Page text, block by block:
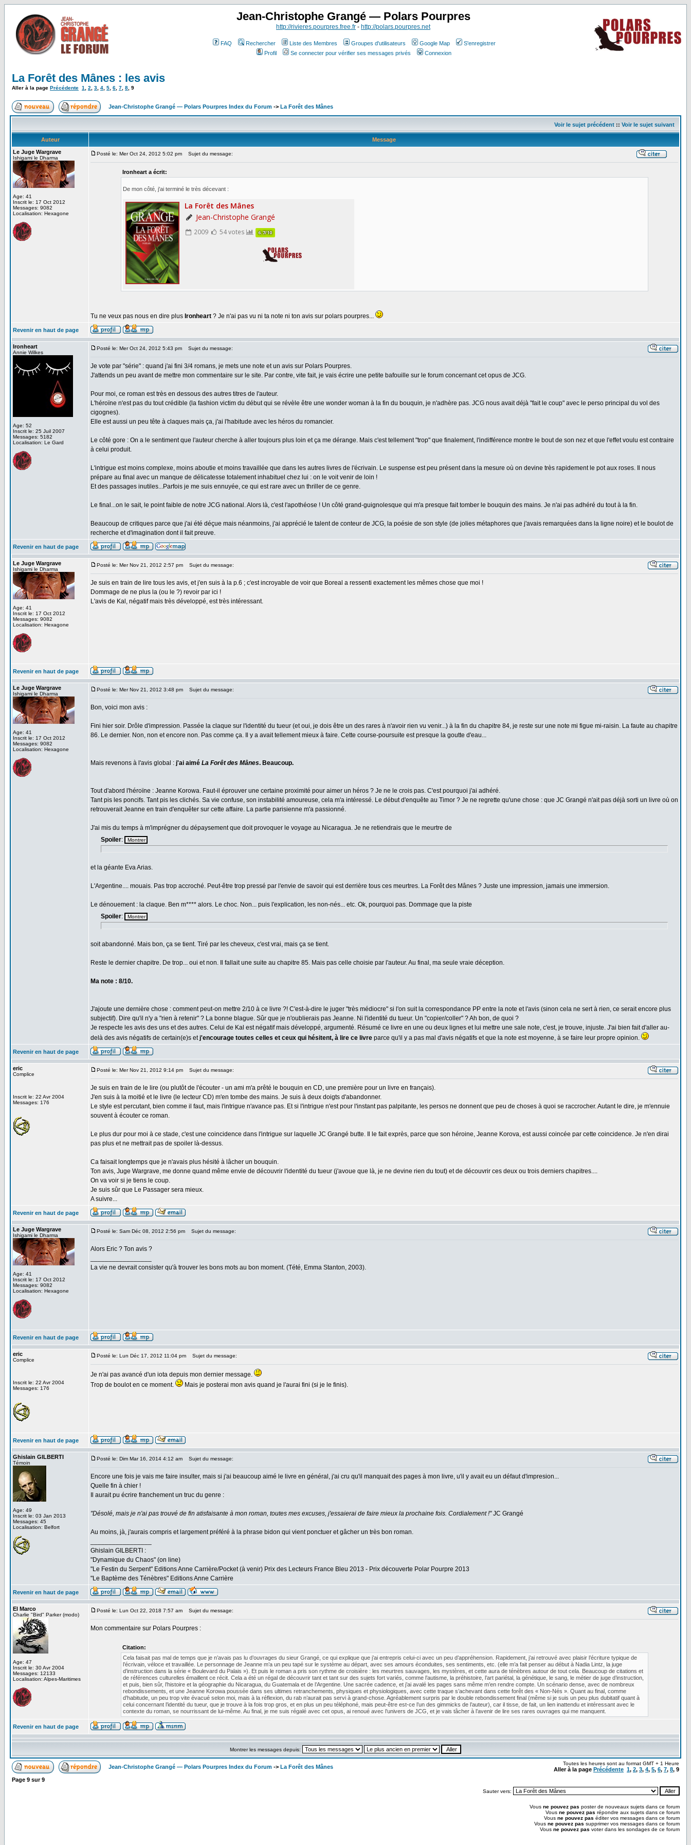
Jean-Christophe Grangé — Polars Pourpres
http://rivieres.pourpres.free.fr - http://polars.pourpres.net
FAQ Rechercher Liste des Membres Groupes d'utilisateurs Google Map
S'enregistrer
Profil
Se connecter pour vérifier ses messages privés Connexion
La Forêt des Mânes : les avis
Aller à la page Précédente 1 2 3 4 5 6 7 8 9
Jean-Christophe Grangé — Polars Pourpres Index du Forum -> La Forêt des Mânes
Voir le sujet précédent :: Voir le sujet suivant
Auteur
Message
Le Juge Wargrave
Ishigami le Dharma
Age: 41
Inscrit le: 17 Oct 2012
Messages: 9082
Localisation: Hexagone
Posté le: Mer Oct 24, 2012 5:02 pm Sujet du message:
Ironheart a écrit:
De mon côté, j'ai terminé le très décevant :
Tu ne veux pas nous en dire plus Ironheart ? Je n'ai pas vu ni ta note ni ton avis sur polars pourpres...
Revenir en haut de page
Ironheart
Annie Wilkes
Age: 52
Inscrit le: 25 Juil 2007
Messages: 5182
Localisation: Le Gard
Posté le: Mer Oct 24, 2012 5:43 pm Sujet du message:
Je vote par "série" : quand j'ai fini 3/4 romans, je mets une note et un avis sur Polars Pourpres.
J'attends un peu avant de mettre mon commentaire sur le site. Par contre, vite fait, je vais écrire une petite bafouille sur le forum concernant cet opus de JCG.
Pour moi, ce roman est très en dessous des autres titres de l'auteur.
L'héroïne n'est pas du tout crédible (la fashion victim du début qui se révèle être une wonder woman à la fin du bouquin, je n'adhère pas. JCG nous avait déjà "fait le coup" avec le perso principal du vol des
cigognes).
Elle est aussi un peu tête à claques mais ça, j'ai l'habitude avec les héros du romancier.
Le côté gore : On a le sentiment que l'auteur cherche à aller toujours plus loin et ça me dérange. Mais c'est tellement "trop" que finalement, l'indifférence montre le bout de son nez et que l'effet voulu est contraire
à celui produit.
L'intrigue est moins complexe, moins aboutie et moins travaillée que dans les autres livres de l'écrivain. Le suspense est peu présent dans la mesure où on devine très rapidement le pot aux roses. Il nous
prépare au final avec un manque de délicatesse totalement inhabituel chez lui : on le voit venir de loin !
Et des passages inutiles...Parfois je me suis ennuyée, ce qui est rare avec un thriller de ce genre.
Le final...on le sait, le point faible de notre JCG national. Alors là, c'est l'apothéose ! Un côté grand-guignolesque qui m'a presque fait tomber le bouquin des mains. Je n'ai pas adhéré du tout à la fin.
Beaucoup de critiques parce que j'ai été déçue mais néanmoins, j'ai apprécié le talent de conteur de JCG, la poésie de son style (de jolies métaphores que j'avais remarquées dans la ligne noire) et le boulot de
recherche et d'imagination dont il fait preuve.
Revenir en haut de page
Le Juge Wargrave
Ishigami le Dharma
Age: 41
Inscrit le: 17 Oct 2012
Messages: 9082
Localisation: Hexagone
Posté le: Mer Nov 21, 2012 2:57 pm Sujet du message:
Je suis en train de lire tous les avis, et j'en suis à la p.6 ; c'est incroyable de voir que Boreal a ressenti exactement les mêmes chose que moi !
Dommage de ne plus la (ou le ?) revoir par ici !
L'avis de Kal, négatif mais très développé, est très intéressant.
Revenir en haut de page
Le Juge Wargrave
Ishigami le Dharma
Age: 41
Inscrit le: 17 Oct 2012
Messages: 9082
Localisation: Hexagone
Posté le: Mer Nov 21, 2012 3:48 pm Sujet du message:
Bon, voici mon avis :
Fini hier soir. Drôle d'impression. Passée la claque sur l'identité du tueur (et oui, je dois être un des rares à n'avoir rien vu venir...) à la fin du chapitre 84, je reste sur une note mi figue mi-raisin. La faute au chapitre
86. Le dernier. Non, non et encore non. Pas comme ça. Il y a avait tellement mieux à faire. Cette course-poursuite est presque la goutte d'eau...
Mais revenons à l'avis global : j'ai aimé La Forêt des Mânes. Beaucoup.
Tout d'abord l'héroïne : Jeanne Korowa. Faut-il éprouver une certaine proximité pour aimer un héros ? Je ne le crois pas. C'est pourquoi j'ai adhéré.
Tant pis les poncifs. Tant pis les clichés. Sa vie confuse, son instabilité amoureuse, cela m'a intéressé. Le début d'enquête au Timor ? Je ne regrette qu'une chose : que JC Grangé n'ait pas déjà sorti un livre où on
retrouverait Jeanne en train d'enquêter sur cette affaire. La partie parisienne m'a passionné.
J'ai mis du temps à m'imprégner du dépaysement que doit provoquer le voyage au Nicaragua. Je ne retiendrais que le meurtre de
Spoiler:
et la géante Eva Arias.
L'Argentine.... mouais. Pas trop accroché. Peut-être trop pressé par l'envie de savoir qui est derrière tous ces meurtres. La Forêt des Mânes ? Juste une impression, jamais une immersion.
Le dénouement : la claque. Ben m**** alors. Le choc. Non... puis l'explication, les non-nés... etc. Ok, pourquoi pas. Dommage que la piste
Spoiler:
soit abandonné. Mais bon, ça se tient. Tiré par les cheveux, c'est vrai, mais ça se tient.
Reste le dernier chapitre. De trop... oui et non. Il fallait une suite au chapitre 85. Mais pas celle choisie par l'auteur. Au final, ma seule vraie déception.
Ma note : 8/10.
J'ajoute une dernière chose : comment peut-on mettre 2/10 à ce livre ?! C'est-à-dire le juger "très médiocre" si l'on suit la correspondance PP entre la note et l'avis (sinon cela ne sert à rien, ce serait encore plus
subjectif). Dire qu'il n'y a "rien à retenir" ? La bonne blague. Sûr que je n'oublierais pas Jeanne. Ni l'identité du tueur. Un "copier/coller" ? Ah bon, de quoi ?
Je respecte les avis des uns et des autres. Celui de Kal est négatif mais développé, argumenté. Résumé ce livre en une ou deux lignes et lui mettre une sale note, c'est, je trouve, injuste. J'ai bien fait d'aller au-
delà des avis négatifs de certain(e)s etj'encourage toutes celles et ceux qui hésitent, à lire ce livre parce qu'il y a pas mal d'avis négatifs et que la note est moyenne, à se faire leur propre opinion.
Revenir en haut de page
eric
Complice
Inscrit le: 22 Avr 2004
Messages: 176
Posté le: Mer Nov 21, 2012 9:14 pm Sujet du message:
Je suis en train de le lire (ou plutôt de l'écouter - un ami m'a prêté le bouquin en CD, une première pour un livre en français).
J'en suis à la moitié et le livre (le lecteur CD) m'en tombe des mains. Je suis à deux doigts d'abandonner.
Le style est percutant, bien comme il faut, mais l'intrigue n'avance pas. Et si l'intrigue n'est pour l'instant pas palpitante, les persos ne donnent que peu de choses à quoi se raccrocher. Autant le dire, je m'ennuie
souvent à écouter ce roman.
Le plus dur pour moi à ce stade, c'est une coincidence dans l'intrigue sur laquelle JC Grangé butte. Il le fait exprès, parce que son héroine, Jeanne Korova, est aussi coincée par cette coincidence. Je n'en dirai
pas plus et ne mettrait pas de spoiler là-dessus.
Ca faisait longtemps que je n'avais plus hésité à lâcher un bouquin.
Ton avis, Juge Wargrave, me donne quand même envie de découvrir l'identité du tueur (j'avoue que là, je ne devine rien du tout) et de découvrir ces deux ou trois derniers chapitres....
On va voir si je tiens le coup.
Je suis sûr que Le Passager sera mieux.
A suivre...
Revenir en haut de page
Le Juge Wargrave
Ishigami le Dharma
Age: 41
Inscrit le: 17 Oct 2012
Messages: 9082
Localisation: Hexagone
Posté le: Sam Déc 08, 2012 2:56 pm Sujet du message:
Alors Eric ? Ton avis ?
La vie ne devrait consister qu'à trouver les bons mots au bon moment. (Tété, Emma Stanton, 2003).
Revenir en haut de page
eric
Complice
Inscrit le: 22 Avr 2004
Messages: 176
Posté le: Lun Déc 17, 2012 11:04 pm Sujet du message:
Je n'ai pas avancé d'un iota depuis mon dernier message.
Trop de boulot en ce moment.
Mais je posterai mon avis quand je l'aurai fini (si je le finis).
Revenir en haut de page
Ghislain GILBERTI
Témoin
Age: 49
Inscrit le: 03 Jan 2013
Messages: 45
Localisation: Belfort
Posté le: Dim Mar 16, 2014 4:12 am Sujet du message:
Encore une fois je vais me faire insulter, mais si j'ai beaucoup aimé le livre en général, j'ai cru qu'il manquait des pages à mon livre, u'il y avait eu un défaut d'impresion...
Quelle fin à chier !
Il aurait pu écrire franchement un truc du genre :
"Désolé, mais je n'ai pas trouvé de fin atisfaisante à mon roman, toutes mes excuses, j'essaierai de faire mieux la prochaine fois. Cordialement !"JC Grangé
Au moins, jà, j'aurais compris et largement préféré à la phrase bidon qui vient ponctuer et gâcher un très bon roman.
Ghislain GILBERTI :
"Dynamique du Chaos" (on line)
"Le Festin du Serpent" Editions Anne Carrière/Pocket (à venir) Prix des Lecteurs France Bleu 2013 - Prix découverte Polar Pourpre 2013
"Le Baptème des Ténèbres" Editions Anne Carrière
Revenir en haut de page
El Marco
Charlie "Bird" Parker (modo)
Age: 47
Inscrit le: 30 Avr 2004
Messages: 12133
Localisation: Alpes-Maritimes
Posté le: Lun Oct 22, 2018 7:57 am Sujet du message:
Mon commentaire sur Polars Pourpres :
Citation:
Cela faisait pas mal de temps que je n’avais pas lu d’ouvrages du sieur Grangé, ce qui explique que j’ai entrepris celui-ci avec un peu d’appréhension. Rapidement, j’ai retrouvé avec plaisir l’écriture typique de
l’écrivain, véloce et travaillée. Le personnage de Jeanne m’a un peu tapé sur le système au départ, avec ses amours éconduites, ses sentiments, etc. (elle m’a fait penser au début à Nadia Lintz, la juge
d’instruction dans la série « Boulevard du Palais »). Et puis le roman a pris son rythme de croisière : les meurtres sauvages, les mystères, et cette aura de ténèbres autour de tout cela. Beaucoup de citations et
de références culturelles émaillent ce récit. Cela a été un régal de découvrir tant et tant sur des sujets fort variés, comme l’autisme, la préhistoire, l’art pariétal, la génétique, le sang, le métier de juge d’instruction,
et puis, bien sûr, l’histoire et la géographie du Nicaragua, du Guatemala et de l’Argentine. Une sacrée cadence, et j’ai avalé les pages sans même m’en rendre compte. Un scénario dense, avec de nombreux
rebondissements, et une Jeanne Korowa poussée dans ses ultimes retranchements, physiques et physiologiques, avec cette traque s’achevant dans cette forêt des « Non-Nés ». Quant au final, comme
d’habitude, un peu trop vite évacué selon moi, mais à la réflexion, du rab n’aurait pas servi à grand-chose. Agréablement surpris par le double rebondissement final (même si je suis un peu plus dubitatif quant à
celui concernant l’identité du tueur, que je trouve à la fois trop gros, et en plus un peu téléphoné, mais peut-être est-ce l’un des gimmicks de l’auteur), car il tisse, de fait, un lien inattendu et intéressant avec le
contexte du roman, se nourrissant de lui-même. Au final, je me suis régalé avec cet opus, ai renoué avec l’univers de JCG, et je vais tâcher à l’avenir de lire ses rares ouvrages qui me manquent.
Revenir en haut de page
Montrer les messages depuis:
Jean-Christophe Grangé — Polars Pourpres Index du Forum -> La Forêt des Mânes
Toutes les heures sont au format GMT + 1 Heure
Aller à la page Précédente 1, 2, 3, 4, 5, 6, 7, 8, 9
Page 9 sur9
Sauter vers:
Vous ne pouvez pas poster de nouveaux sujets dans ce forum
Vous ne pouvez pas répondre aux sujets dans ce forum
Vous ne pouvez pas éditer vos messages dans ce forum
Vous ne pouvez pas supprimer vos messages dans ce forum
Vous ne pouvez pas voter dans les sondages de ce forum